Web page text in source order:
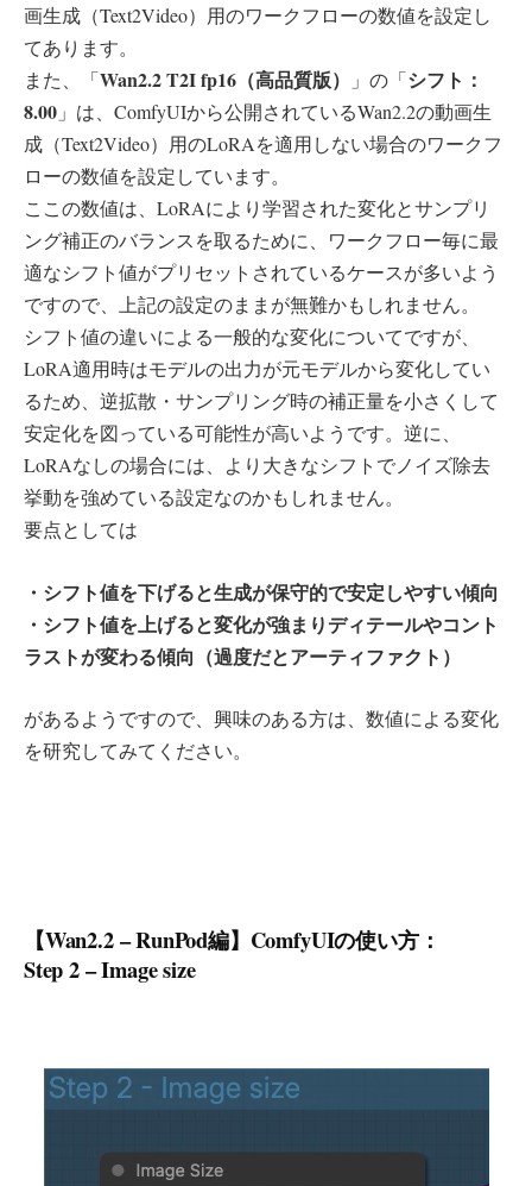
画生成（Text2Video）用のワークフローの数値を設定し
てあります。
また、「Wan2.2 T2I fp16（高品質版） 」の「シフト：
8.00 」は、ComfyUIから公開されているWan2.2の動画生
成（Text2Video）用のLoRAを適用しない場合のワークフ
ローの数値を設定しています。
ここの数値は、LoRAにより学習された変化とサンプリ
ング補正のバランスを取るために、ワークフロー毎に最
適なシフト値がプリセットされているケースが多いよう
ですので、上記の設定のままが無難かもしれません。
シフト値の違いによる一般的な変化についてですが、
LoRA適用時はモデルの出力が元モデルから変化してい
るため、逆拡散・サンプリング時の補正量を小さくして
安定化を図っている可能性が高いようです。逆に、
LoRAなしの場合には、より大きなシフトでノイズ除去
挙動を強めている設定なのかもしれません。
要点としては
・シフト値を下げると生成が保守的で安定しやすい傾向
・シフト値を上げると変化が強まりディテールやコント
ラストが変わる傾向（過度だとアーティファクト）
があるようですので、興味のある方は、数値による変化
を研究してみてください。
【Wan2.2 – RunPod編】ComfyUIの使い方：
Step 2 – Image size